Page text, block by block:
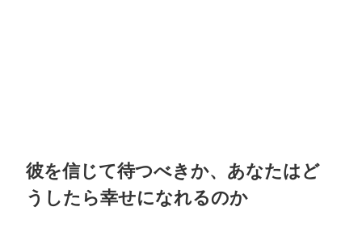
彼を信じて待つべきか、あなたはど
うしたら幸せになれるのか